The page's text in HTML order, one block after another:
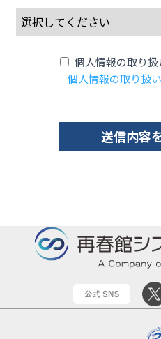
個人情報の取り
個人情報の取り扱